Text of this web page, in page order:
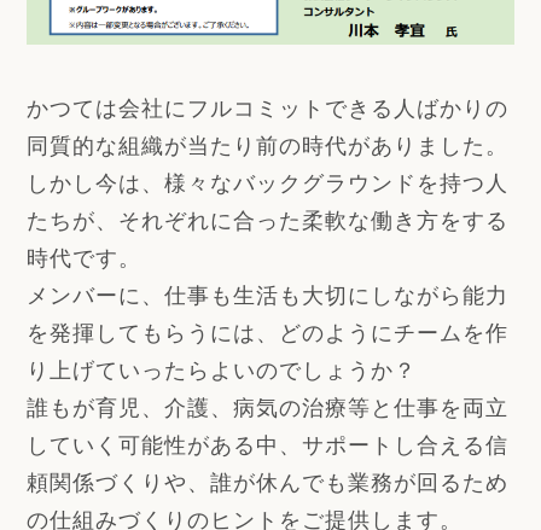
かつては会社にフルコミットできる人ばかりの
同質的な組織が当たり前の時代がありました。
しかし今は、様々なバックグラウンドを持つ人
たちが、それぞれに合った柔軟な働き方をする
時代です。
メンバーに、仕事も生活も大切にしながら能力
を発揮してもらうには、どのようにチームを作
り上げていったらよいのでしょうか？
誰もが育児、介護、病気の治療等と仕事を両立
していく可能性がある中、サポートし合える信
頼関係づくりや、誰が休んでも業務が回るため
の仕組みづくりのヒントをご提供します。